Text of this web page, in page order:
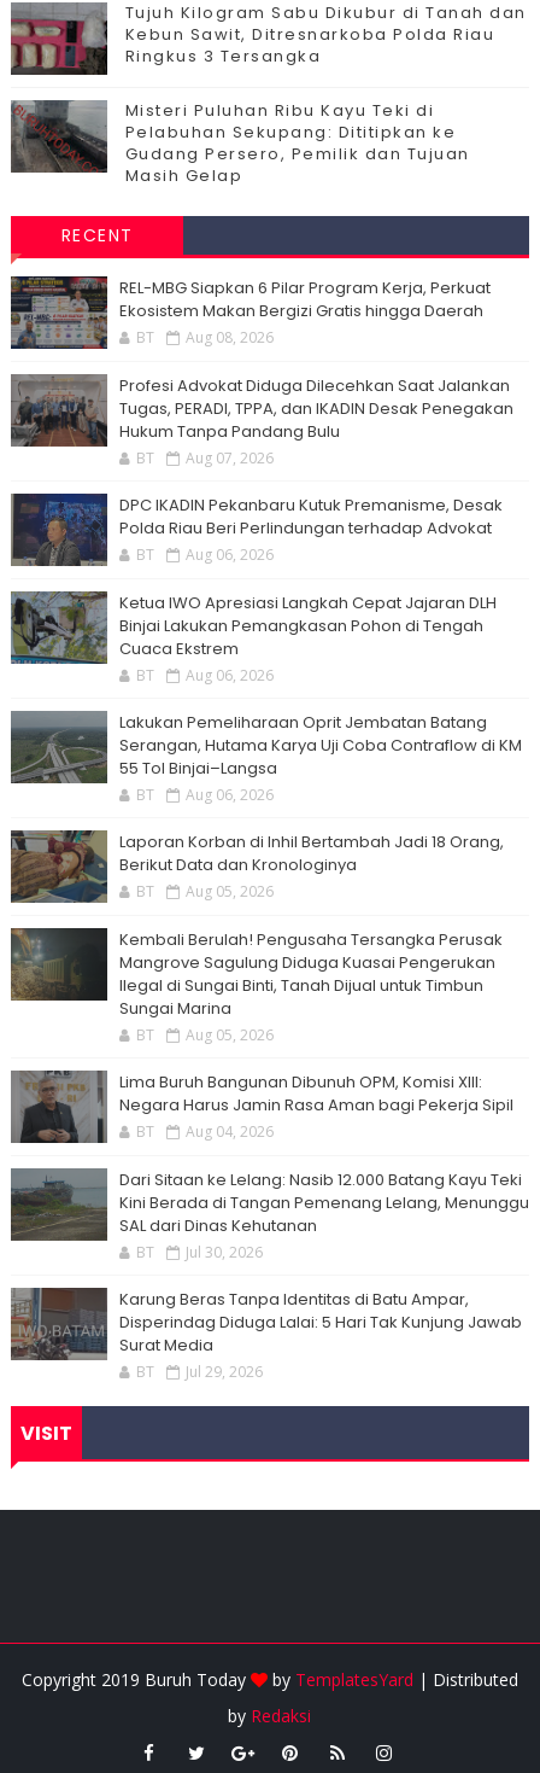
Tujuh Kilogram Sabu Dikubur di Tanah dan
Kebun Sawit, Ditresnarkoba Polda Riau
Ringkus 3 Tersangka
Misteri Puluhan Ribu Kayu Teki di
Pelabuhan Sekupang: Dititipkan ke
Gudang Persero, Pemilik dan Tujuan
Masih Gelap
RECENT
‎REL-MBG Siapkan 6 Pilar Program Kerja, Perkuat
Ekosistem Makan Bergizi Gratis hingga Daerah
BT Aug 08, 2026
Profesi Advokat Diduga Dilecehkan Saat Jalankan
Tugas, PERADI, TPPA, dan IKADIN Desak Penegakan
Hukum Tanpa Pandang Bulu
BT Aug 07, 2026
DPC IKADIN Pekanbaru Kutuk Premanisme, Desak
Polda Riau Beri Perlindungan terhadap Advokat
BT Aug 06, 2026
Ketua IWO Apresiasi Langkah Cepat Jajaran DLH
Binjai Lakukan Pemangkasan Pohon di Tengah
Cuaca Ekstrem
BT Aug 06, 2026
Lakukan Pemeliharaan Oprit Jembatan Batang
Serangan, Hutama Karya Uji Coba Contraflow di KM
55 Tol Binjai–Langsa
BT Aug 06, 2026
Laporan Korban di Inhil Bertambah Jadi 18 Orang,
Berikut Data dan Kronologinya
BT Aug 05, 2026
Kembali Berulah! Pengusaha Tersangka Perusak
Mangrove Sagulung Diduga Kuasai Pengerukan
Ilegal di Sungai Binti, Tanah Dijual untuk Timbun
Sungai Marina
BT Aug 05, 2026
Lima Buruh Bangunan Dibunuh OPM, Komisi XIII:
Negara Harus Jamin Rasa Aman bagi Pekerja Sipil
BT Aug 04, 2026
Dari Sitaan ke Lelang: Nasib 12.000 Batang Kayu Teki
Kini Berada di Tangan Pemenang Lelang, Menunggu
SAL dari Dinas Kehutanan
BT Jul 30, 2026
Karung Beras Tanpa Identitas di Batu Ampar,
Disperindag Diduga Lalai: 5 Hari Tak Kunjung Jawab
Surat Media
BT Jul 29, 2026
VISIT
Copyright 2019 Buruh Today by TemplatesYard | Distributed
by Redaksi